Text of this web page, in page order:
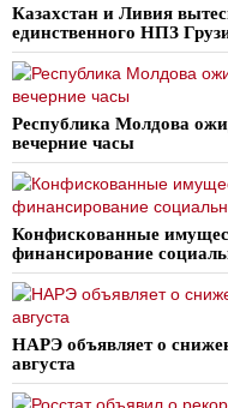
Казахстан и Ливия
единственного НПЗ
Республика Молдова
вечерние часы
Конфискованные
финансирование
НАРЭ объявляет о
августа